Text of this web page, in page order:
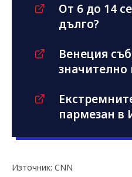
От 6 до 14
дълго?
Венеция
значително
пармезан в
Източник: CNN